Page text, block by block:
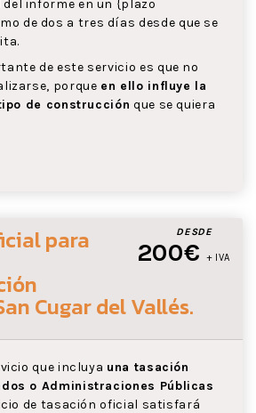
informe en un {plazo
de dos a tres días desde que se
de este servicio es que no
porque en ello influye la
de construcción que se quiera
DESDE
200€ + IVA
para
Cugar del Vallés.
que incluya una tasación
o Administraciones Públicas
de tasación oficial satisfará